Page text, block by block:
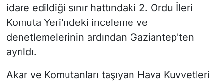
idare edildiği sınır hattındaki 2. Ordu İleri
Komuta Yeri'ndeki inceleme ve
denetlemelerinin ardından Gaziantep'ten
ayrıldı.
Akar ve Komutanları taşıyan Hava Kuvvetleri